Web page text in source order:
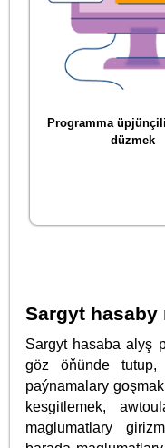
Programma
düzmek
Sargyt hasaby
Sargyt hasaba alyş
göz öňünde tutup,
paýnamalary
kesgitlemek,
maglumatlary